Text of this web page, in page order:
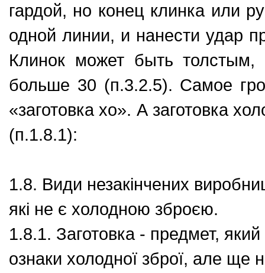
гардой, но конец клинка или
одной линии, и нанести удар
Клинок может быть толстым,
больше 30 (п.3.2.5). Самое
«заготовка хо». А заготовка
(п.1.8.1):
1.8. Види незакінчених
які не є холодною зброєю.
1.8.1. Заготовка - предмет,
ознаки холодної зброї, але ще